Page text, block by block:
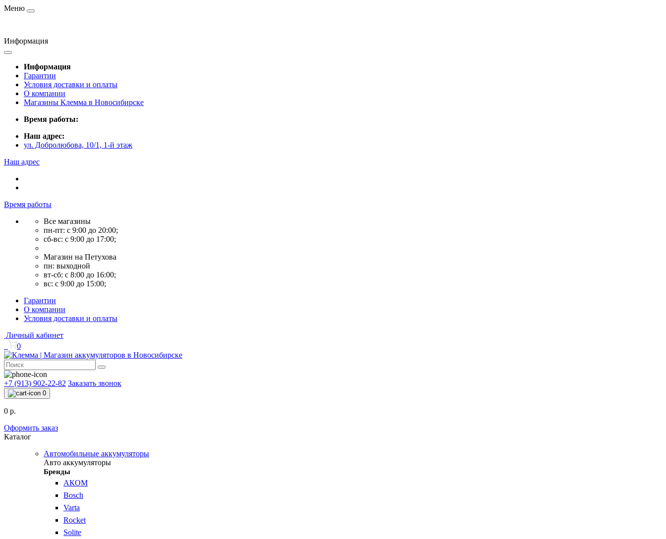
Меню
Информация
Информация
Гарантии
Условия доставки и оплаты
О компании
Магазины Клемма в Новосибирске
Время работы:
Наш адрес:
ул. Добролюбова, 10/1, 1-й этаж
Наш адрес
Время работы
Все магазины
пн-пт: с 9:00 до 20:00;
сб-вс: с 9:00 до 17:00;
Магазин на Петухова
пн: выходной
вт-сб: с 8:00 до 16:00;
вс: с 9:00 до 15:00;
Гарантии
О компании
Условия доставки и оплаты
Личный кабинет
0
+7 (913) 902-22-82 Заказать звонок
0
0 р.
Оформить заказ
Каталог
Автомобильные аккумуляторы
Авто аккумуляторы
Бренды
АКОМ
Bosch
Varta
Rocket
Solite